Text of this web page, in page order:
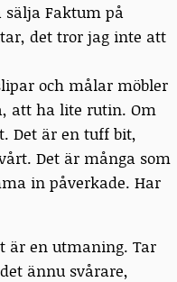
Faktum på
det tror jag inte att
och målar möbler
att ha lite rutin. Om
Det är en tuff bit,
Det är många som
in påverkade. Har
är en utmaning. Tar
ännu svårare,